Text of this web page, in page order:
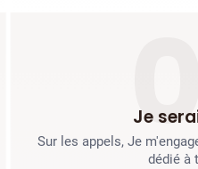
Je
Sur les appels, Je
dédié à